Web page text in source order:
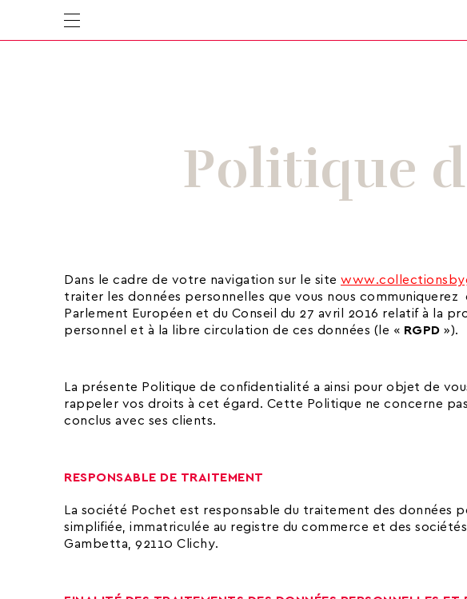
Politique
Dans le cadre de votre navigation sur le site
traiter les données personnelles que vous nous
Parlement Européen et du Conseil du 27 avril 2016 relatif à la
personnel et à la libre circulation de ces données (le « RGPD »).
La présente Politique de confidentialité a ainsi pour objet de
rappeler vos droits à cet égard. Cette Politique ne concerne
conclus avec ses clients.
RESPONSABLE DE TRAITEMENT
La société Pochet est responsable du traitement des données
simplifiée, immatriculée au registre du commerce et des
Gambetta, 92110 Clichy.